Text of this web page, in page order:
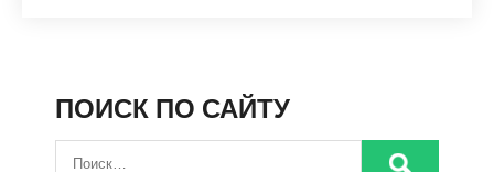
ПОИСК ПО САЙТУ